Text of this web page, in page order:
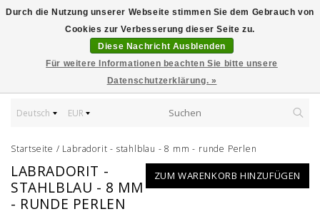
Deutsch EUR
Startseite / Labradorit - stahlblau - 8 mm - runde Perlen
ZUM WARENKORB HINZUFÜGEN
LABRADORIT -
STAHLBLAU - 8 MM
- RUNDE PERLEN
Durch die Nutzung unserer Webseite stimmen Sie dem Gebrauch von
Cookies zur Verbesserung dieser Seite zu.
Diese Nachricht Ausblenden
Für weitere Informationen beachten Sie bitte unsere
Datenschutzerklärung. »